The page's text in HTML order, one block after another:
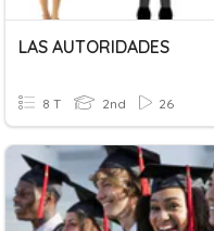
LAS AUTORIDADES
8 T 2nd 26